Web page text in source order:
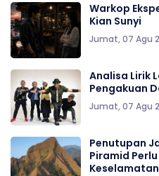
Warkop
Kian Sunyi
Jumat, 07 Agu
Analisa Lirik
Pengakuan
Jumat, 07 Agu
Penutupan
Piramid
Keselamatan